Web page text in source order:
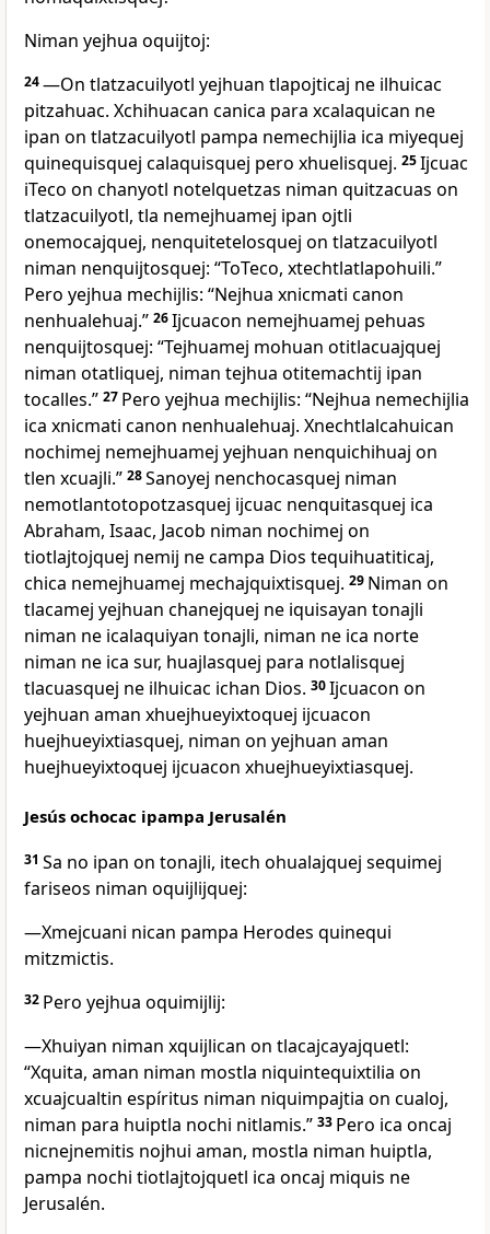
Niman yejhua oquijtoj:
24―On tlatzacuilyotl yejhuan tlapojticaj ne ilhuicac
pitzahuac. Xchihuacan canica para xcalaquican ne
ipan on tlatzacuilyotl pampa nemechijlia ica miyequej
quinequisquej calaquisquej pero xhuelisquej. 25Ijcuac
iTeco on chanyotl notelquetzas niman quitzacuas on
tlatzacuilyotl, tla nemejhuamej ipan ojtli
onemocajquej, nenquitetelosquej on tlatzacuilyotl
niman nenquijtosquej: “ToTeco, xtechtlatlapohuili.”
Pero yejhua mechijlis: “Nejhua xnicmati canon
nenhualehuaj.” 26Ijcuacon nemejhuamej pehuas
nenquijtosquej: “Tejhuamej mohuan otitlacuajquej
niman otatliquej, niman tejhua otitemachtij ipan
tocalles.” 27 Pero yejhua mechijlis: “Nejhua nemechijlia
ica xnicmati canon nenhualehuaj. Xnechtlalcahuican
nochimej nemejhuamej yejhuan nenquichihuaj on
tlen xcuajli.” 28Sanoyej nenchocasquej niman
nemotlantotopotzasquej ijcuac nenquitasquej ica
Abraham, Isaac, Jacob niman nochimej on
tiotlajtojquej nemij ne campa Dios tequihuatiticaj,
chica nemejhuamej mechajquixtisquej. 29 Niman on
tlacamej yejhuan chanejquej ne iquisayan tonajli
niman ne icalaquiyan tonajli, niman ne ica norte
niman ne ica sur, huajlasquej para notlalisquej
tlacuasquej ne ilhuicac ichan Dios. 30Ijcuacon on
yejhuan aman xhuejhueyixtoquej ijcuacon
huejhueyixtiasquej, niman on yejhuan aman
huejhueyixtoquej ijcuacon xhuejhueyixtiasquej.
Jesús ochocac ipampa Jerusalén
31 Sa no ipan on tonajli, itech ohualajquej sequimej
fariseos niman oquijlijquej:
―Xmejcuani nican pampa Herodes quinequi
mitzmictis.
32 Pero yejhua oquimijlij:
―Xhuiyan niman xquijlican on tlacajcayajquetl:
“Xquita, aman niman mostla niquintequixtilia on
xcuajcualtin espíritus niman niquimpajtia on cualoj,
niman para huiptla nochi nitlamis.” 33 Pero ica oncaj
nicnejnemitis nojhui aman, mostla niman huiptla,
pampa nochi tiotlajtojquetl ica oncaj miquis ne
Jerusalén.